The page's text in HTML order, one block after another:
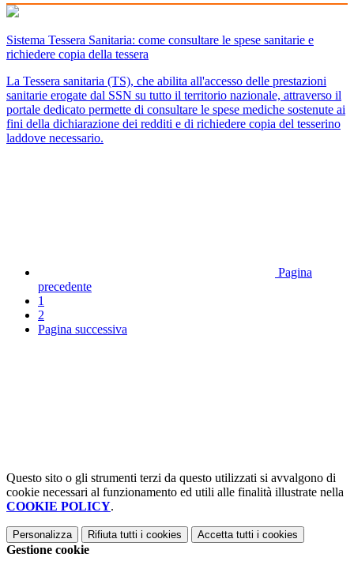
Sistema Tessera Sanitaria: come consultare le spese sanitarie e
richiedere copia della tessera
La Tessera sanitaria (TS), che abilita all'accesso delle prestazioni
sanitarie erogate dal SSN su tutto il territorio nazionale, attraverso il
portale dedicato permette di consultare le spese mediche sostenute ai
fini della dichiarazione dei redditi e di richiedere copia del tesserino
laddove necessario.
Pagina
precedente
1
2
Pagina successiva
Questo sito o gli strumenti terzi da questo utilizzati si avvalgono di
cookie necessari al funzionamento ed utili alle finalità illustrate nella
COOKIE POLICY.
Personalizza Rifiuta tutti i cookies Accetta tutti i cookies
Gestione cookie